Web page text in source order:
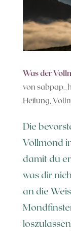
Was der
von
Heilung
Die
Vollmond
damit du
was dir
an die